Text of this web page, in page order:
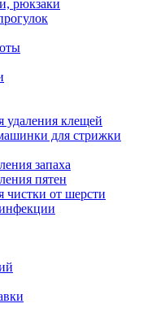
рюкзаки
удаления клещей
для стрижки
запаха
пятен
чистки от шерсти